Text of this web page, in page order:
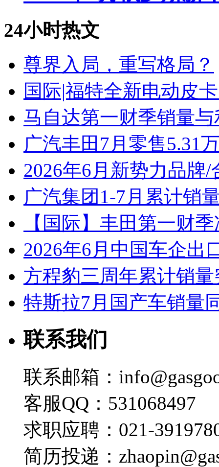
24小时热文
尊界入局，重写格局？
国际|福特全新电动皮
马自达第一财季销量
广汽丰田7月零售5.31
2026年6月新势力品牌
广汽集团1-7月累计销
【国际】丰田第一财
2026年6月中国车企出
方程豹三周年累计销
特斯拉7月国产车销量
联系我们
联系邮箱：
客服QQ：531068497
求职应聘：021-
简历投递：